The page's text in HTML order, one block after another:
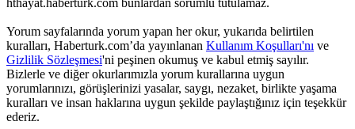
Yorum sayfalarında yorum yapan her okur, yukarıda belirtilen
kuralları, Haberturk.com’da yayınlanan Kullanım Koşulları'nı ve
Gizlilik Sözleşmesi'ni peşinen okumuş ve kabul etmiş sayılır.
Bizlerle ve diğer okurlarımızla yorum kurallarına uygun
yorumlarınızı, görüşlerinizi yasalar, saygı, nezaket, birlikte yaşama
kuralları ve insan haklarına uygun şekilde paylaştığınız için teşekkür
ederiz.